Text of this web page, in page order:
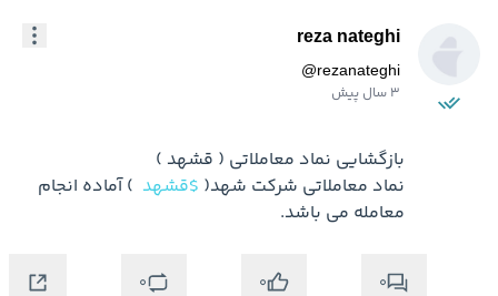
reza nateghi
@rezanateghi
3 سال پیش
نماد معاملاتي شركت شهد( $قشهد
معامله مي باشد.
0
0
0